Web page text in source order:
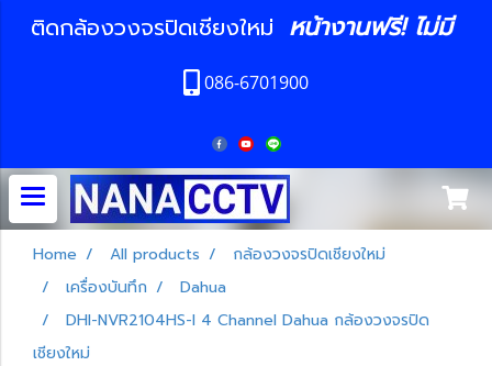
ติดกล้องวงจรปิดเชียงใหม่ หน้างานฟรี! ไม่มี
086-6701900
Home All products
กล้องวงจรปิดเชียงใหม่
เครื่องบันทึก
Dahua
DHI-NVR2104HS-I 4 Channel Dahua กล้องวงจรปิด
เชียงใหม่